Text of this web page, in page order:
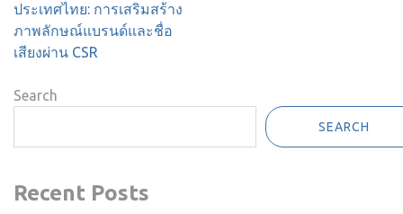
ประเทศไทย: การเสริมสร้าง
ภาพลักษณ์แบรนด์และชื่อ
เสียงผ่าน CSR
Search
SEARCH
Recent Posts